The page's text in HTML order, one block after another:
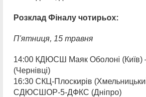
Розклад Фіналу чотирьох:
П'ятниця, 15 травня
14:00 КДЮСШ Маяк Оболоні
(Чернівці)
16:30 СКЦ-Плоскирів
СДЮСШОР-5-ДФКС (Дніпро)